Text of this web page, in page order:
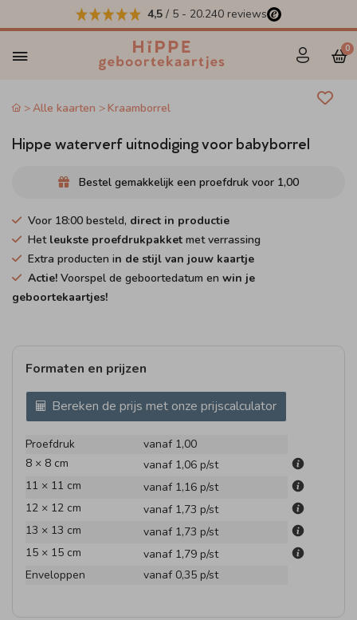
4,5 / 5 - 20.240 reviews
0
Alle kaarten Kraamborrel
Hippe waterverf uitnodiging voor babyborrel
Bestel gemakkelijk een proefdruk voor 1,00
Voor 18:00 besteld, direct in productie
Het leukste proefdrukpakket met verrassing
Extra producten in de stijl van jouw kaartje
Actie! Voorspel de geboortedatum en win je
geboortekaartjes!
Formaten en prijzen
Bereken de prijs met onze prijscalculator
Proefdruk
vanaf 1,00
8 × 8 cm
vanaf 1,06 p/st
11 × 11 cm
vanaf 1,16 p/st
12 × 12 cm
vanaf 1,73 p/st
13 × 13 cm
vanaf 1,73 p/st
15 × 15 cm
vanaf 1,79 p/st
Enveloppen
vanaf 0,35 p/st